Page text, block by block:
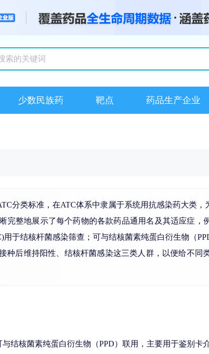
少数民族药 靶点 药品生产企业
分类标准，在ATC体系中隶属于系统用抗感染药大类，
完整地展示了每个药物的各款药品通用名及其适应症，
于结核杆菌感染筛查；可与结核菌素纯蛋白衍生物（
种后维持阳性、结核杆菌感染这三类人群，以便给不同
结核菌素纯蛋白衍生物（PPD）联用，主要用于鉴别